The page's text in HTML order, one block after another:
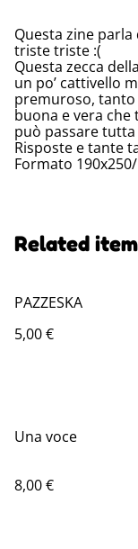
Questa zine
triste triste :(
Questa zecca
un po’ cattivello
premuroso, tanto
buona e vera
può passare
Risposte e tante
Formato
Related
PAZZESKA
5,00 €
Una voce
8,00 €